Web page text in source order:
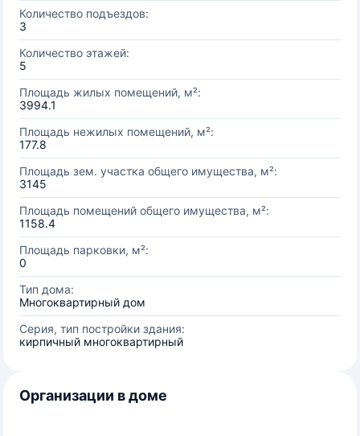
Количество подъездов:
3
Количество этажей:
5
Площадь жилых помещений, м²:
3994.1
Площадь нежилых помещений, м²:
177.8
Площадь зем. участка общего имущества, м²:
3145
Площадь помещений общего имущества, м²:
1158.4
Площадь парковки, м²:
0
Тип дома:
Многоквартирный дом
Серия, тип постройки здания:
кирпичный многоквартирный
Организации в доме